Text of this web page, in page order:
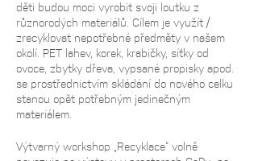
děti budou moci vyrobit svoji loutku z
různorodých materiálů. Cílem je využít /
zrecyklovat nepotřebné předměty v našem
okolí. PET lahev, korek, krabičky, síťky od
ovoce, zbytky dřeva, vypsané propisky apod.
se prostřednictvím skládání do nového celku
stanou opět potřebným jedinečným
materiálem.
Výtvarný workshop „Recyklace“ volně